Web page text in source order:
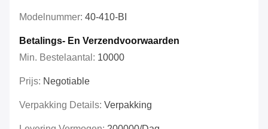
Modelnummer: 40-410-BI
Betalings- En Verzendvoorwaarden
Min. Bestelaantal: 10000
Prijs: Negotiable
Verpakking Details: Verpakking